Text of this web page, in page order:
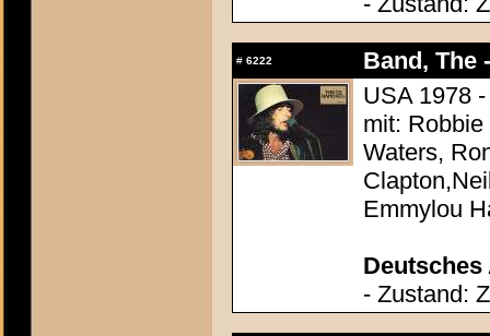
# 6222
Band, The
USA 1978
mit:
Waters,
Emmylou
Deutsches
- Zustand: